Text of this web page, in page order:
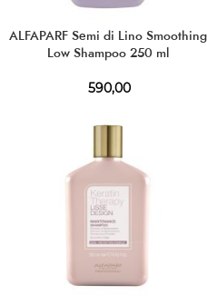
ALFAPARF Semi di Lino Smoothing
Low Shampoo 250 ml
590,00